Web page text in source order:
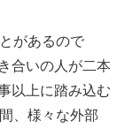
があるので
合いの人が二本
以上に踏み込む
、様々な外部